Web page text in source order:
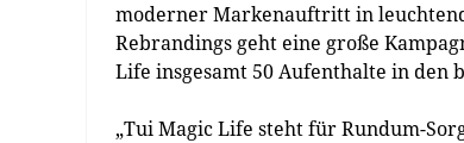
moderner Markenauftritt in
Rebrandings geht eine große
Life insgesamt 50 Aufenthalte in den
„Tui Magic Life steht für Rundum-